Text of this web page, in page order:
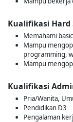
Kualifikasi Hard
Memahami
Mampu
programming,
Mampu
Kualifikasi
Pria/Wanita,
Pendidikan D3
Pengalaman